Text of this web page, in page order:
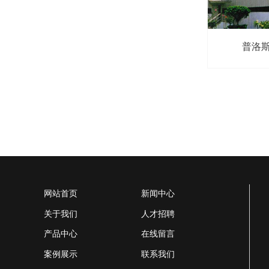
普洛
网站首页
关于我们
产品中心
案例展示
新闻中心
人才招聘
在线留言
联系我们